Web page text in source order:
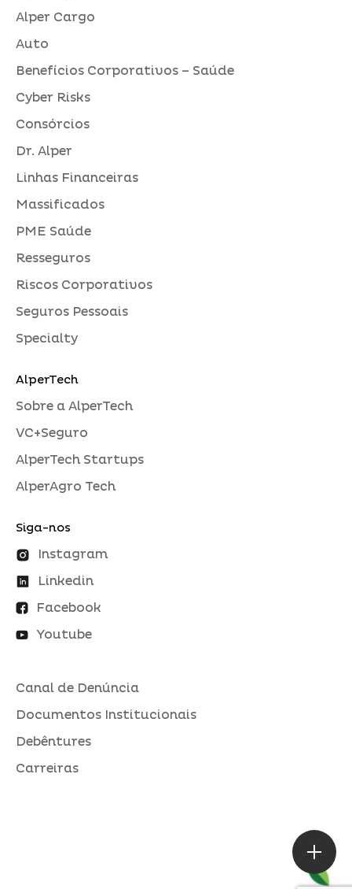
Alper Cargo
Auto
Benefícios Corporativos – Saúde
Cyber Risks
Consórcios
Dr. Alper
Linhas Financeiras
Massificados
PME Saúde
Resseguros
Riscos Corporativos
Seguros Pessoais
Specialty
AlperTech
Sobre a AlperTech
VC+Seguro
AlperTech Startups
AlperAgro Tech
Siga-nos
Instagram
Linkedin
Facebook
Youtube
Canal de Denúncia
Documentos Institucionais
Debêntures
Carreiras